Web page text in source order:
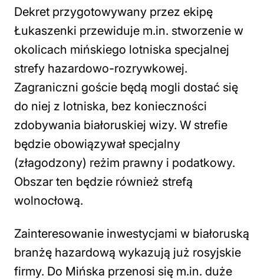
Dekret przygotowywany przez ekipę
Łukaszenki przewiduje m.in. stworzenie w
okolicach mińskiego lotniska specjalnej
strefy hazardowo-rozrywkowej.
Zagraniczni goście będą mogli dostać się
do niej z lotniska, bez konieczności
zdobywania białoruskiej wizy. W strefie
będzie obowiązywał specjalny
(złagodzony) reżim prawny i podatkowy.
Obszar ten będzie również strefą
wolnocłową.
Zainteresowanie inwestycjami w białoruską
branżę hazardową wykazują już rosyjskie
firmy. Do Mińska przenosi się m.in. duże